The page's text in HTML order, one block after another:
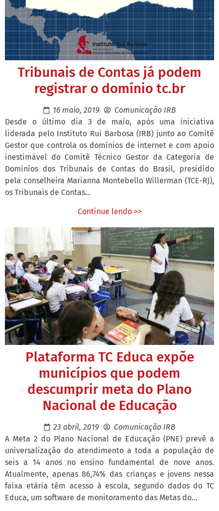
Tribunais de Contas já podem
registrar o domínio tc.br
16 maio, 2019
Comunicação IRB
Desde o último dia 3 de maio, após uma iniciativa
liderada pelo Instituto Rui Barbosa (IRB) junto ao Comitê
Gestor que controla os domínios de internet e com apoio
inestimável do Comitê Técnico Gestor da Categoria de
Domínios dos Tribunais de Contas do Brasil, presidido
pela conselheira Marianna Montebello Willerman (TCE-RJ),
os Tribunais de Contas...
Continue lendo >>
Plataforma TC Educa expõe
municípios que podem
descumprir meta do Plano
Nacional de Educação
23 abril, 2019
Comunicação IRB
A Meta 2 do Plano Nacional de Educação (PNE) prevê a
universalização do atendimento a toda a população de
seis a 14 anos no ensino fundamental de nove anos.
Atualmente, apenas 86,74% das crianças e jovens nessa
faixa etária têm acesso à escola, segundo dados do TC
Educa, um software de monitoramento das Metas do...